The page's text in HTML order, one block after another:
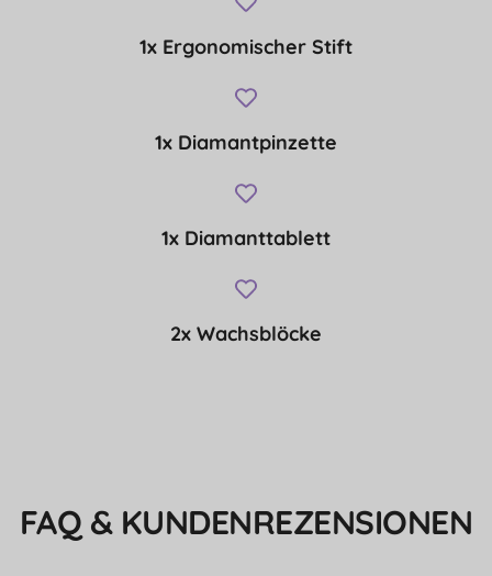
1x Ergonomischer Stift
1x Diamantpinzette
1x Diamanttablett
2x Wachsblöcke
FAQ & KUNDENREZENSIONEN